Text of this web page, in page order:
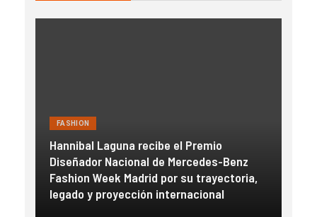
Guess transforma el lago de Como en el
escenario de su exclusiva experiencia
inmersiva “Ciao Como”